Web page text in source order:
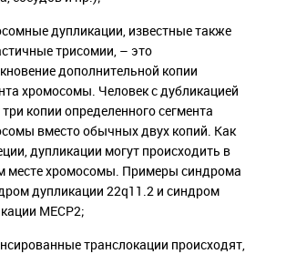
дупликации, известные также
трисомии, – это
дополнительной копии
хромосомы. Человек с дубликацией
копии определенного сегмента
вместо обычных двух копий. Как
дупликации могут происходить в
месте хромосомы. Примеры синдрома
дупликации 22q11.2 и синдром
MECP2;
транслокации происходят,